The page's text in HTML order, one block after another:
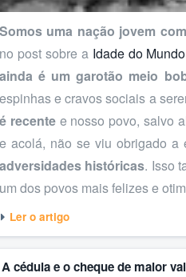
Somos uma nação jovem
no post sobre a Idade do Mundo
ainda é um garotão meio
espinhas e cravos sociais a
é recentee nosso povo, salvo
e acolá, não se viu obrigado a
adversidades históricas. Isso
um dos povos mais felizes e
Ler o artigo
A cédula e o cheque de maior